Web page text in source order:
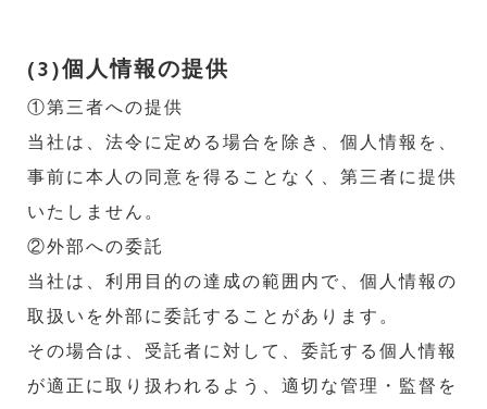
(3)個人情報の提供
①第三者への提供
当社は、法令に定める場合を除き、個人情報を、
事前に本人の同意を得ることなく、第三者に提供
いたしません。
②外部への委託
当社は、利用目的の達成の範囲内で、個人情報の
取扱いを外部に委託することがあります。
その場合は、受託者に対して、委託する個人情報
が適正に取り扱われるよう、適切な管理・監督を